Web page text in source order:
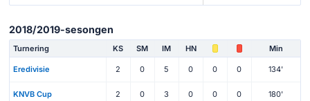
2018/2019-sesongen
Turnering KS SM IM HN Min
Eredivisie 2 0 5 0 0 0 134'
KNVB Cup 2 0 3 0 0 0 180'